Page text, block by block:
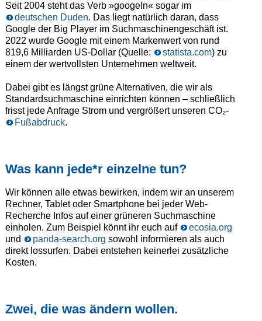
Seit 2004 steht das Verb »googeln« sogar im
deutschen Duden. Das liegt natürlich daran, dass
Google der Big Player im Suchmaschinengeschäft ist.
2022 wurde Google mit einem Markenwert von rund
819,6 Milliarden US-Dollar (Quelle:
statista.com) zu
einem der wertvollsten Unternehmen weltweit.
Dabei gibt es längst grüne Alternativen, die wir als
Standardsuchmaschine einrichten können – schließlich
frisst jede Anfrage Strom und vergrößert unseren CO₂-
Fußabdruck.
Was kann jede*r einzelne tun?
Wir können alle etwas bewirken, indem wir an unserem
Rechner, Tablet oder Smartphone bei jeder Web-
Recherche Infos auf einer grüneren Suchmaschine
einholen. Zum Beispiel könnt ihr euch auf
ecosia.org
und
panda-search.org sowohl informieren als auch
direkt lossurfen. Dabei entstehen keinerlei zusätzliche
Kosten.
Zwei, die was ändern wollen.